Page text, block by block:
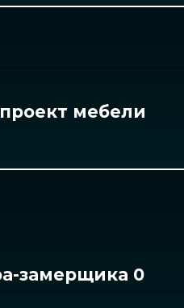
мебели
замерщика 0